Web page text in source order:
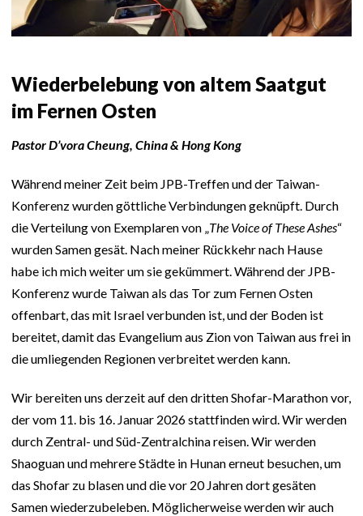
Wiederbelebung von altem Saatgut
im Fernen Osten
Pastor D’vora Cheung, China & Hong Kong
Während meiner Zeit beim JPB-Treffen und der Taiwan-
Konferenz wurden göttliche Verbindungen geknüpft. Durch
die Verteilung von Exemplaren von „ The Voice of These Ashes“
wurden Samen gesät. Nach meiner Rückkehr nach Hause
habe ich mich weiter um sie gekümmert. Während der JPB-
Konferenz wurde Taiwan als das Tor zum Fernen Osten
offenbart, das mit Israel verbunden ist, und der Boden ist
bereitet, damit das Evangelium aus Zion von Taiwan aus frei in
die umliegenden Regionen verbreitet werden kann.
Wir bereiten uns derzeit auf den dritten Shofar-Marathon vor,
der vom 11. bis 16. Januar 2026 stattfinden wird. Wir werden
durch Zentral- und Süd-Zentralchina reisen. Wir werden
Shaoguan und mehrere Städte in Hunan erneut besuchen, um
das Shofar zu blasen und die vor 20 Jahren dort gesäten
Samen wiederzubeleben. Möglicherweise werden wir auch